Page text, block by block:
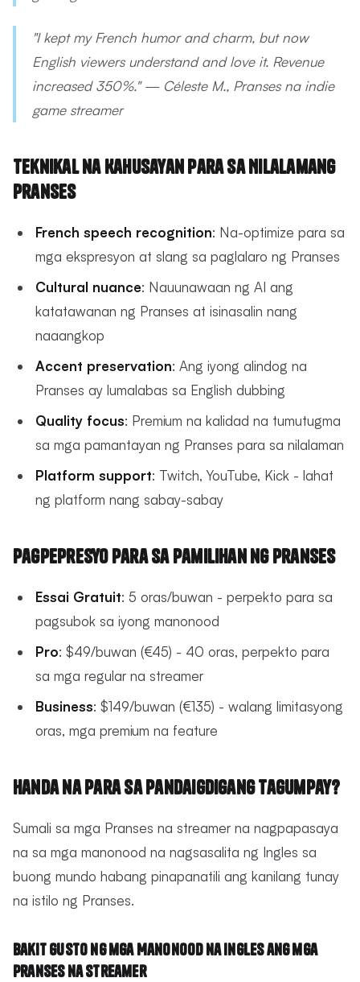
"I kept my French humor and charm, but now
English viewers understand and love it. Revenue
increased 350%." — Céleste M., Pranses na indie
game streamer
Teknikal na Kahusayan para sa Nilalamang
Pranses
French speech recognition: Na-optimize para sa
mga ekspresyon at slang sa paglalaro ng Pranses
Cultural nuance: Nauunawaan ng AI ang
katatawanan ng Pranses at isinasalin nang
naaangkop
Accent preservation: Ang iyong alindog na
Pranses ay lumalabas sa English dubbing
Quality focus: Premium na kalidad na tumutugma
sa mga pamantayan ng Pranses para sa nilalaman
Platform support: Twitch, YouTube, Kick - lahat
ng platform nang sabay-sabay
Pagpepresyo para sa Pamilihan ng Pranses
Essai Gratuit: 5 oras/buwan - perpekto para sa
pagsubok sa iyong manonood
Pro: $49/buwan (€45) - 40 oras, perpekto para
sa mga regular na streamer
Business: $149/buwan (€135) - walang limitasyong
oras, mga premium na feature
Handa na para sa Pandaigdigang Tagumpay?
Sumali sa mga Pranses na streamer na nagpapasaya
na sa mga manonood na nagsasalita ng Ingles sa
buong mundo habang pinapanatili ang kanilang tunay
na istilo ng Pranses.
Bakit Gusto ng mga Manonood na Ingles ang mga
Pranses na Streamer